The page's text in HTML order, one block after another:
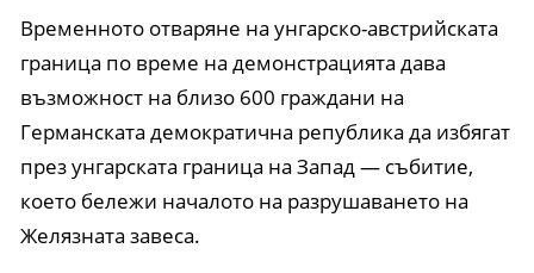
Временното отваряне на унгарско-австрийската
граница по време на демонстрацията дава
възможност на близо 600 граждани на
Германската демократична република да избягат
през унгарската граница на Запад — събитие,
което бележи началото на разрушаването на
Желязната завеса.